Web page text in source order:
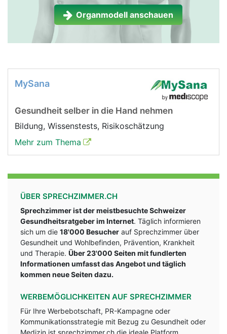
Organmodell anschauen
MySana
Gesundheit selber in die Hand nehmen
Bildung, Wissenstests, Risikoschätzung
Mehr zum Thema
ÜBER SPRECHZIMMER.CH
Sprechzimmer ist der meistbesuchte Schweizer
Gesundheitsratgeber im Internet. Täglich informieren
sich um die 18'000 Besucher auf Sprechzimmer über
Gesundheit und Wohlbefinden, Prävention, Krankheit
und Therapie. Über 23'000 Seiten mit fundlerten
Informationen umfasst das Angebot und täglich
kommen neue Seiten dazu.
WERBEMÖGLICHKEITEN AUF SPRECHZIMMER
Für Ihre Werbebotschaft, PR-Kampagne oder
Kommunikationsstrategie mit Bezug zu Gesundheit oder
Medizin ist sprechzimmer.ch die ideale Platform